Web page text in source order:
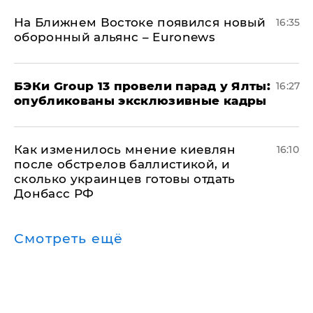
На Ближнем Востоке появился новый
оборонный альянс – Euronews
16:35
​БЭКи Group 13 провели парад у Ялты:
опубликованы эксклюзивные кадры
16:27
Как изменилось мнение киевлян
после обстрелов баллистикой, и
сколько украинцев готовы отдать
Донбасс РФ
16:10
Смотреть ещё